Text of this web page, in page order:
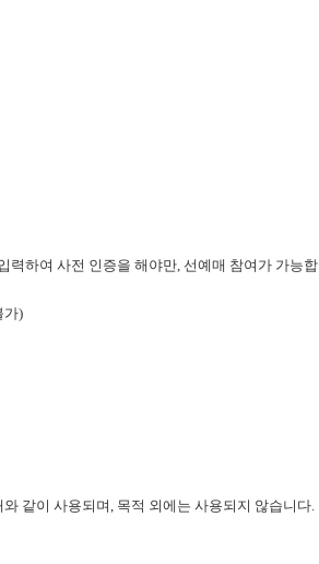
력하여 사전 인증을 해야만, 선예매 참여가 가능합
가)
같이 사용되며, 목적 외에는 사용되지 않습니다.